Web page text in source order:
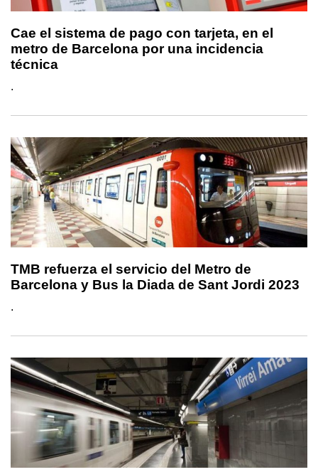
Cae el sistema de pago con tarjeta, en el
metro de Barcelona por una incidencia
técnica
.
TMB refuerza el servicio del Metro de
Barcelona y Bus la Diada de Sant Jordi 2023
.